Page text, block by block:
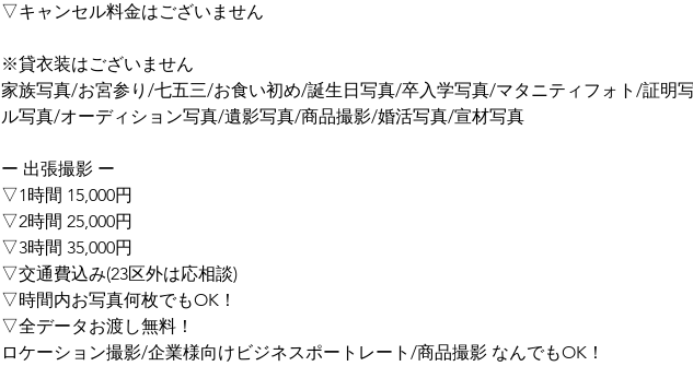
▽キャンセル料金はございません
※貸衣装はございません
家族写真/お宮参り/七五三/お食い初め/誕生日写真/卒入学写真/マタニティフォト/証明
ル写真/オーディション写真/遺影写真/商品撮影/婚活写真/宣材写真
ー 出張撮影 ー
▽1時間 15,000円
▽2時間 25,000円
▽3時間 35,000円
▽交通費込み(23区外は応相談)
▽時間内お写真何枚でもOK！
▽全データお渡し無料！
ロケーション撮影/企業様向けビジネスポートレート/商品撮影 なんでもOK！